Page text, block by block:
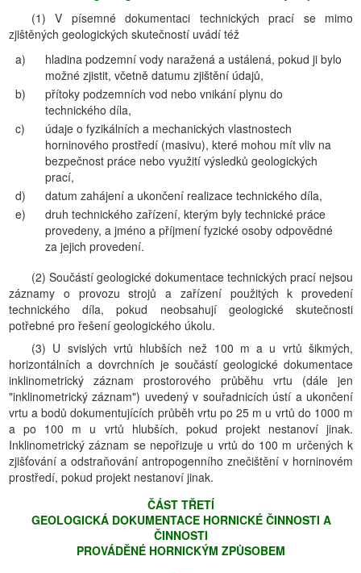
(1) V písemné dokumentaci technických prací se mimo
zjištěných geologických skutečností uvádí též
a)
hladina podzemní vody naražená a ustálená, pokud ji bylo
možné zjistit, včetně datumu zjištění údajů,
b)
přítoky podzemních vod nebo vnikání plynu do
technického díla,
c)
údaje o fyzikálních a mechanických vlastnostech
horninového prostředí (masivu), které mohou mít vliv na
bezpečnost práce nebo využití výsledků geologických
prací,
d)
datum zahájení a ukončení realizace technického díla,
e)
druh technického zařízení, kterým byly technické práce
provedeny, a jméno a příjmení fyzické osoby odpovědné
za jejich provedení.
(2) Součástí geologické dokumentace technických prací nejsou
záznamy o provozu strojů a zařízení použitých k provedení
technického díla, pokud neobsahují geologické skutečnosti
potřebné pro řešení geologického úkolu.
(3) U svislých vrtů hlubších než 100 m a u vrtů šikmých,
horizontálních a dovrchních je součástí geologické dokumentace
inklinometrický záznam prostorového průběhu vrtu (dále jen
"inklinometrický záznam") uvedený v souřadnicích ústí a ukončení
vrtu a bodů dokumentujících průběh vrtu po 25 m u vrtů do 1000 m
a po 100 m u vrtů hlubších, pokud projekt nestanoví jinak.
Inklinometrický záznam se nepořizuje u vrtů do 100 m určených k
zjišťování a odstraňování antropogenního znečištění v horninovém
prostředí, pokud projekt nestanoví jinak.
ČÁST TŘETĺ
GEOLOGICKÁ DOKUMENTACE HORNICKÉ ČINNOSTI A
ČINNOSTI
PROVÁDĚNÉ HORNICKÝM ZPŮSOBEM